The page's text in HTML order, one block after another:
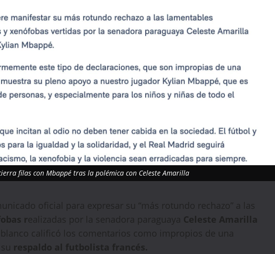
filas con Mbappé tras la polémica con Celeste Amarilla
oficial para expresar su “más rotundo rechazo” a las
realizadas por la senadora paraguaya Celeste Amarilla
calificó los comentarios como impropios de una
respaldo al futbolista francés.